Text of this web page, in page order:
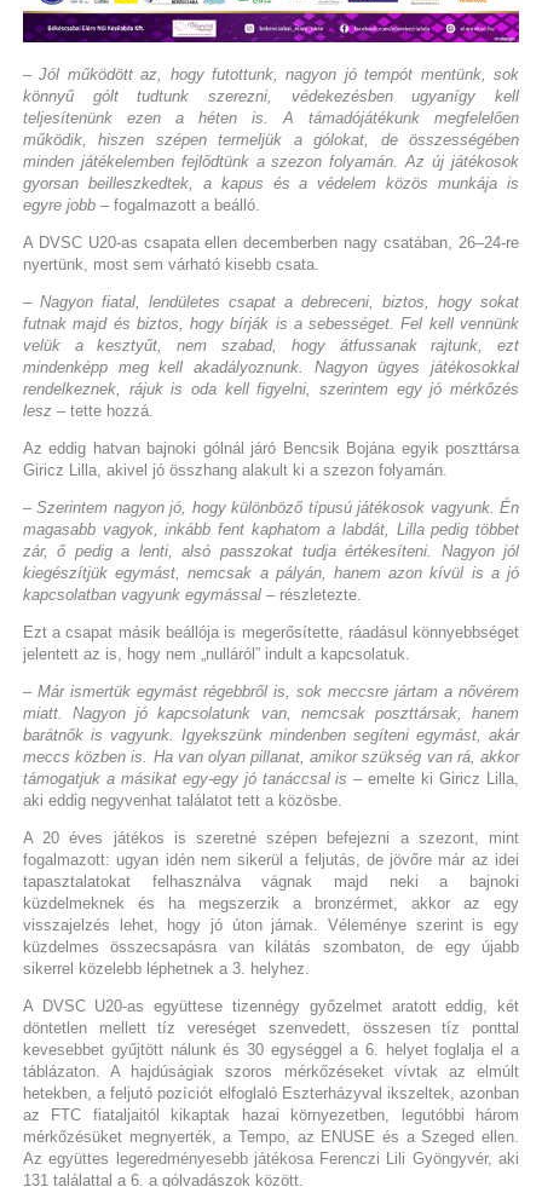
– Jól működött az, hogy futottunk, nagyon jó tempót mentünk, sok
könnyű gólt tudtunk szerezni, védekezésben ugyanígy kell
teljesítenünk ezen a héten is. A támadójátékunk megfelelően
működik, hiszen szépen termeljük a gólokat, de összességében
minden játékelemben fejlődtünk a szezon folyamán. Az új játékosok
gyorsan beilleszkedtek, a kapus és a védelem közös munkája is
egyre jobb– fogalmazott a beálló.
A DVSC U20-as csapata ellen decemberben nagy csatában, 26–24-re
nyertünk, most sem várható kisebb csata.
– Nagyon fiatal, lendületes csapat a debreceni, biztos, hogy sokat
futnak majd és biztos, hogy bírják is a sebességet. Fel kell vennünk
velük a kesztyűt, nem szabad, hogy átfussanak rajtunk, ezt
mindenképp meg kell akadályoznunk. Nagyon ügyes játékosokkal
rendelkeznek, rájuk is oda kell figyelni, szerintem egy jó mérkőzés
lesz– tette hozzá.
Az eddig hatvan bajnoki gólnál járó Bencsik Bojána egyik poszttársa
Giricz Lilla, akivel jó összhang alakult ki a szezon folyamán.
– Szerintem nagyon jó, hogy különböző típusú játékosok vagyunk. Én
magasabb vagyok, inkább fent kaphatom a labdát, Lilla pedig többet
zár, ő pedig a lenti, alsó passzokat tudja értékesíteni. Nagyon jól
kiegészítjük egymást, nemcsak a pályán, hanem azon kívül is a jó
kapcsolatban vagyunk egymással– részletezte.
Ezt a csapat másik beállója is megerősítette, ráadásul könnyebbséget
jelentett az is, hogy nem „nulláról” indult a kapcsolatuk.
– Már ismertük egymást régebbről is, sok meccsre jártam a nővérem
miatt. Nagyon jó kapcsolatunk van, nemcsak poszttársak, hanem
barátnők is vagyunk. Igyekszünk mindenben segíteni egymást, akár
meccs közben is. Ha van olyan pillanat, amikor szükség van rá, akkor
támogatjuk a másikat egy-egy jó tanáccsal is – emelte ki Giricz Lilla,
aki eddig negyvenhat találatot tett a közösbe.
A 20 éves játékos is szeretné szépen befejezni a szezont, mint
fogalmazott: ugyan idén nem sikerül a feljutás, de jövőre már az idei
tapasztalatokat felhasználva vágnak majd neki a bajnoki
küzdelmeknek és ha megszerzik a bronzérmet, akkor az egy
visszajelzés lehet, hogy jó úton járnak. Véleménye szerint is egy
küzdelmes összecsapásra van kilátás szombaton, de egy újabb
sikerrel közelebb léphetnek a 3. helyhez.
A DVSC U20-as együttese tizennégy győzelmet aratott eddig, két
döntetlen mellett tíz vereséget szenvedett, összesen tíz ponttal
kevesebbet gyűjtött nálunk és 30 egységgel a 6. helyet foglalja el a
táblázaton. A hajdúságiak szoros mérkőzéseket vívtak az elmúlt
hetekben, a feljutó pozíciót elfoglaló Eszterházyval ikszeltek, azonban
az FTC fiataljaitól kikaptak hazai környezetben, legutóbbi három
mérkőzésüket megnyerték, a Tempo, az ENUSE és a Szeged ellen.
Az együttes legeredményesebb játékosa Ferenczi Lili Gyöngyvér, aki
131 találattal a 6. a gólvadászok között.